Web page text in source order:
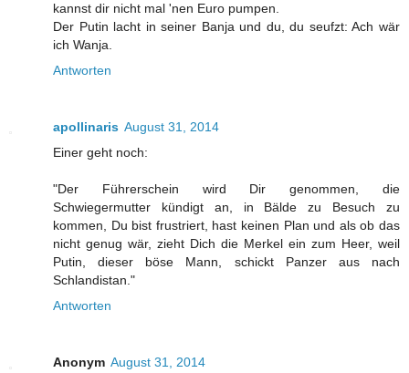
kannst dir nicht mal 'nen Euro pumpen.
Der Putin lacht in seiner Banja und du, du seufzt: Ach wär
ich Wanja.
Antworten
apollinaris August 31, 2014
Einer geht noch:
"Der Führerschein wird Dir genommen, die
Schwiegermutter kündigt an, in Bälde zu Besuch zu
kommen, Du bist frustriert, hast keinen Plan und als ob das
nicht genug wär, zieht Dich die Merkel ein zum Heer, weil
Putin, dieser böse Mann, schickt Panzer aus nach
Schlandistan."
Antworten
Anonym August 31, 2014